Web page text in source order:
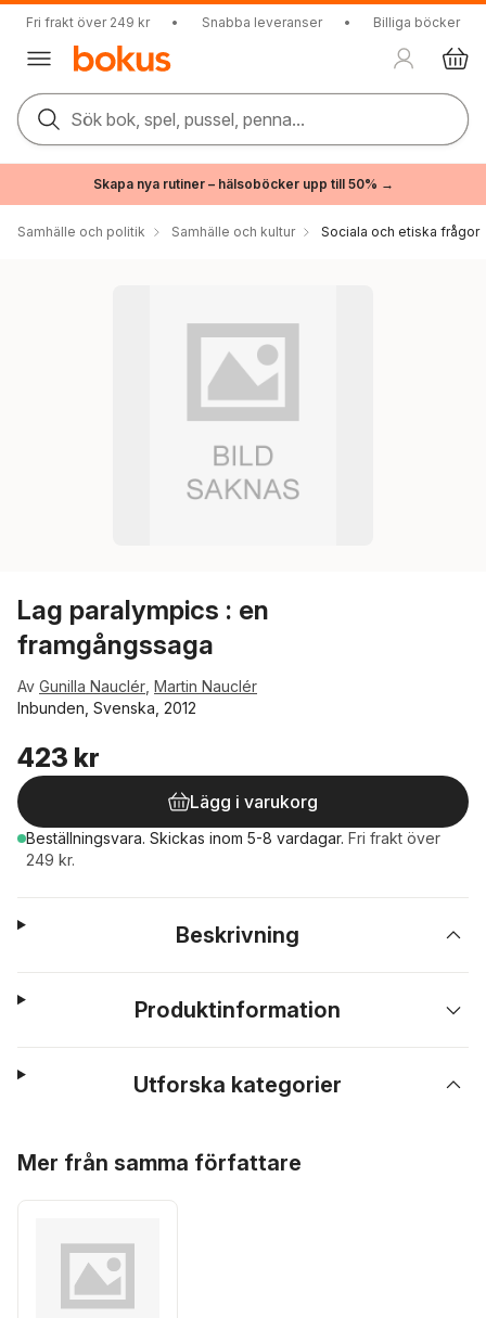
Fri frakt över 249 kr • Snabba leveranser • Billiga böcker
Sök bok, spel, pussel, penna...
Skapa nya rutiner – hälsoböcker upp till 50% →
Samhälle och politik Samhälle och kultur Sociala och etiska frågor
Lag paralympics : en
framgångssaga
Av Gunilla Nauclér Martin Nauclér
Inbunden, Svenska, 2012
423 kr
Lägg i varukorg
Beställningsvara. Skickas inom 5-8 vardagar. Fri frakt över
249 kr.
Beskrivning
Produktinformation
Utforska kategorier
Mer från samma författare